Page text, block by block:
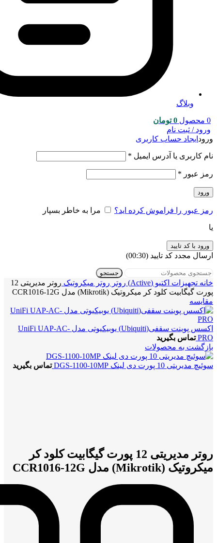
وبلاگ
0 محصول 0 تومان
ورود / ثبت نام
ورود ایجاد حساب کاربری
نام کاربری یا آدرس ایمیل *
رمز عبور *
ورود
رمز عبور را فراموش کرده اید؟ مرا به خاطر بسپار
یا
ورود با کد تایید
ارسال مجدد کد تایید (00:
30
)
جستجو
خانه تجهیزات اکتیو (Active) روتر روتر میکروتیک
روتر مدیریتی 12
پورت گیگابیت کلود کر میکروتیک (Mikrotik) مدل CCR1016-12G
مقایسه
اکسس پوینت سقفی(Ubiquiti) یوبیکیوتی مدل UniFi UAP-AC-
PRO تماس بگیرید
بازگشت به محصولات
سوئیچ مدیریتی 10 پورت دی لینک DGS-1100-10MP تماس بگیرید
روتر مدیریتی 12 پورت گیگابیت کلود کر
میکروتیک (Mikrotik) مدل CCR1016-12G